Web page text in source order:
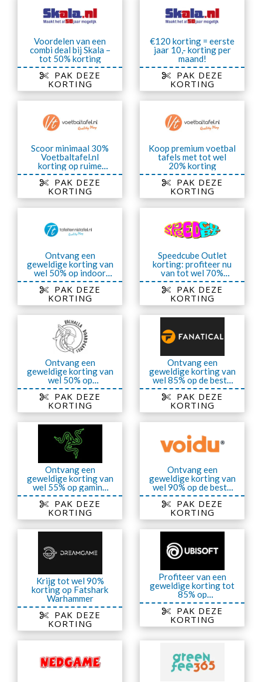
Voordelen van een
combi deal bij Skala –
tot 50% korting
PAK DEZE
KORTING
€120 korting = eerste
jaar 10,- korting per
maand!
PAK DEZE
KORTING
Scoor minimaal 30%
Voetbaltafel.nl
korting op ruime
assortiment
voetbaltafels
PAK DEZE
KORTING
Koop premium voetbal
tafels met tot wel
20% korting
PAK DEZE
KORTING
Ontvang een
geweldige korting van
wel 50% op indoor
tafel tennis tafels
PAK DEZE
KORTING
Speedcube Outlet
korting: profiteer nu
van tot wel 70%
korting
PAK DEZE
KORTING
Ontvang een
geweldige korting van
wel 50% op
kaartspellen
PAK DEZE
KORTING
Ontvang een
geweldige korting van
wel 85% op de beste
games
PAK DEZE
KORTING
Ontvang een
geweldige korting van
wel 55% op gaming
laptops
PAK DEZE
KORTING
Ontvang een
geweldige korting van
wel 90% op de beste
games
PAK DEZE
KORTING
Krijg tot wel 90%
korting op Fatshark
Warhammer
PAK DEZE
KORTING
Profiteer van een
geweldige korting tot
85% op
gamingmagazijn
PAK DEZE
KORTING